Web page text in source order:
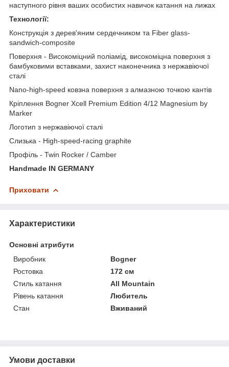
наступного рівня ваших особистих навичок катання на лижах
Технології:
Конструкція з дерев'яним сердечником та Fiber glass-
sandwich-composite
Поверхня - Високоміцний поліамід, високоміцна поверхня з
бамбуковими вставками, захист наконечника з нержавіючої
сталі
Nano-high-speed ковзна поверхня з алмазною точкою кантів
Кріплення Bogner Xcell Premium Edition 4/12 Magnesium by
Marker
Логотип з нержавіючої сталі
Слизька - High-speed-racing graphite
Профіль - Twin Rocker / Camber
Handmade IN GERMANY
Приховати
Характеристики
Основні атрибути
Виробник
Bogner
Ростовка
172 см
Стиль катання
All Mountain
Рівень катання
Любитель
Стан
Вживаний
Умови доставки